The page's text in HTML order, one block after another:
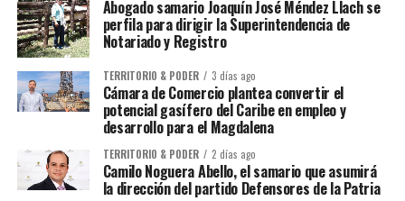
Abogado samario Joaquín José Méndez Llach se
perfila para dirigir la Superintendencia de
Notariado y Registro
TERRITORIO & PODER 3 días ago
Cámara de Comercio plantea convertir el
potencial gasífero del Caribe en empleo y
desarrollo para el Magdalena
TERRITORIO & PODER 2 días ago
Camilo Noguera Abello, el samario que asumirá
la dirección del partido Defensores de la Patria